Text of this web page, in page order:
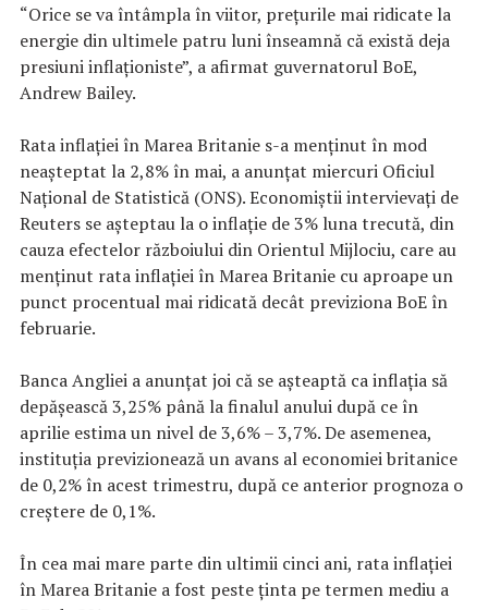
“Orice se va întâmpla în viitor, preţurile mai ridicate la
energie din ultimele patru luni înseamnă că există deja
presiuni inflaţioniste”, a afirmat guvernatorul BoE,
Andrew Bailey.
Rata inflaţiei în Marea Britanie s-a menţinut în mod
neaşteptat la 2,8% în mai, a anunţat miercuri Oficiul
Naţional de Statistică (ONS). Economiştii intervievaţi de
Reuters se aşteptau la o inflaţie de 3% luna trecută, din
cauza efectelor războiului din Orientul Mijlociu, care au
menţinut rata inflaţiei în Marea Britanie cu aproape un
punct procentual mai ridicată decât previziona BoE în
februarie.
Banca Angliei a anunţat joi că se aşteaptă ca inflaţia să
depăşească 3,25% până la finalul anului după ce în
aprilie estima un nivel de 3,6% – 3,7%. De asemenea,
instituţia previzionează un avans al economiei britanice
de 0,2% în acest trimestru, după ce anterior prognoza o
creştere de 0,1%.
În cea mai mare parte din ultimii cinci ani, rata inflaţiei
în Marea Britanie a fost peste ţinta pe termen mediu a